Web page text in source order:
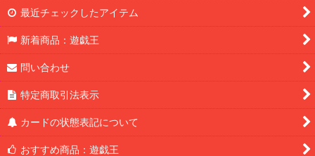
最近チェックしたアイテム
新着商品：遊戯王
問い合わせ
特定商取引法表示
カードの状態表記について
おすすめ商品：遊戯王